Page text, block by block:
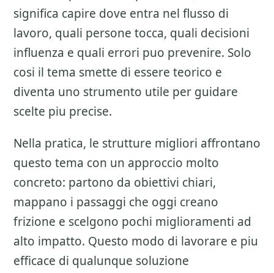
significa capire dove entra nel flusso di
lavoro, quali persone tocca, quali decisioni
influenza e quali errori puo prevenire. Solo
cosi il tema smette di essere teorico e
diventa uno strumento utile per guidare
scelte piu precise.
Nella pratica, le strutture migliori affrontano
questo tema con un approccio molto
concreto: partono da obiettivi chiari,
mappano i passaggi che oggi creano
frizione e scelgono pochi miglioramenti ad
alto impatto. Questo modo di lavorare e piu
efficace di qualunque soluzione